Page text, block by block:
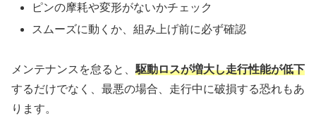
ピンの摩耗や変形がないかチェック
スムーズに動くか、組み上げ前に必ず確認
メンテナンスを怠ると、 駆動ロスが増大し走行性能が低下
するだけでなく、最悪の場合、走行中に破損する恐れもあ
ります。